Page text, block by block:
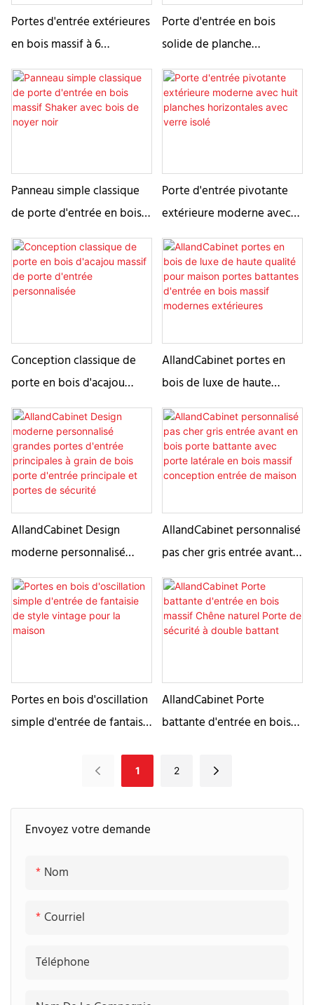
Envoyez votre demande
Nom
Courriel
Téléphone
ajouté un renfort en Z
grange ou d'écurie, pour lui
donner une touche
rustique.
Portes d'entrée extérieures
en bois massif à 6
panneaux modernes du
milieu du siècle
Porte d'entrée en bois
solide de planche
affleurante moderne
entièrement
personnalisable avec du
Panneau simple classique
de porte d'entrée en bois
massif Shaker avec bois de
noyer noir
Porte d'entrée pivotante
extérieure moderne avec
huit planches horizontales
avec verre isolé
Conception classique de
porte en bois d'acajou
massif de porte d'entrée
personnalisée
AllandCabinet portes en
bois de luxe de haute
qualité pour maison portes
battantes d'entrée en bois
massif modernes
extérieures
AllandCabinet Design
moderne personnalisé
grandes portes d'entrée
principales à grain de bois
porte d'entrée principale et
AllandCabinet personnalisé
pas cher gris entrée avant
en bois porte battante
avec porte latérale en bois
massif conception entrée
Portes en bois d'oscillation
simple d'entrée de fantaisie
AllandCabinet Porte
battante d'entrée en bois
de sécurité à double
1 2